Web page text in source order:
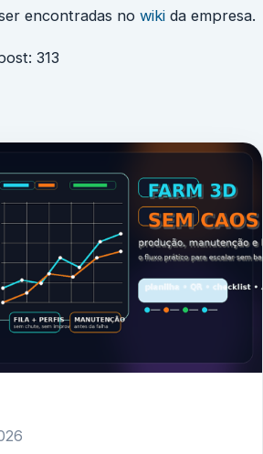
encontradas no wiki da empresa.
313